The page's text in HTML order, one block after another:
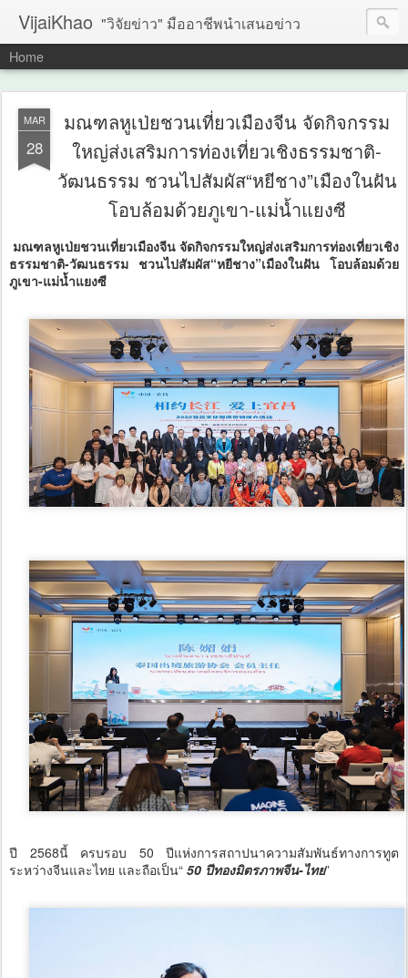
VijaiKhao "วิจัยข่าว" มืออาชีพนำเสนอข่าว
Home
MAR
28
มณฑลหูเป่ย​ชวนเที่ยวเมืองจีน จัดกิจกรรม
ใหญ่ส่งเสริมการท่องเที่ยวเชิงธรรมชาติ-
วัฒนธรรม ชวนไปสัมผัส“หยีชาง”เมืองในฝัน
โอบล้อมด้วยภูเขา-แม่น้ำแยงซี
มณฑลหูเป่ย​ชวนเที่ยวเมืองจีน จัดกิจกรรมใหญ่ส่งเสริมการท่องเที่ยวเชิง
ธรรมชาติ-วัฒนธรรม ชวนไปสัมผัส“หยีชาง”เมืองในฝัน โอบล้อมด้วย
ภูเขา-แม่น้ำแยงซี
ปี 2568นี้ ครบรอบ 50 ปีแห่งการสถาปนาความสัมพันธ์ทางการทูต
ระหว่างจีนและไทย และถือเป็น“ 50 ปีทองมิตรภาพจีน-ไทย”